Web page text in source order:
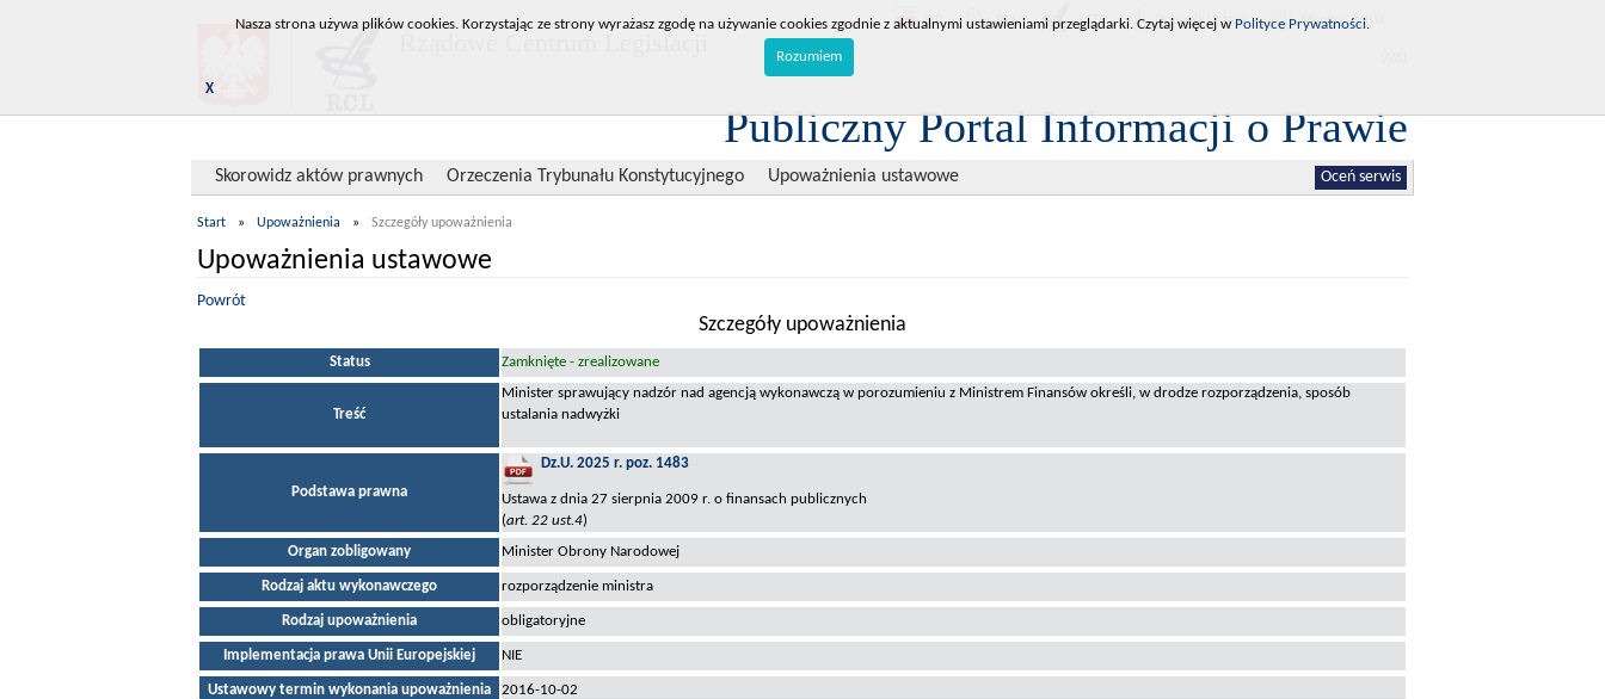
BIP RPL RCL Dziennik Ustaw Monitor Polski
Publiczny Portal Informacji o Prawie
Skorowidz aktów prawnych Orzeczenia Trybunału Konstytucyjnego Upoważnienia ustawowe Oceń serwis
Start » Upoważnienia » Szczegóły upoważnienia
Upoważnienia ustawowe
Powrót
Szczegóły upoważnienia
Status Zamknięte - zrealizowane
Treść
Minister sprawujący nadzór nad agencją wykonawczą w porozumieniu z Ministrem Finansów określi, w drodze rozporządzenia, sposób
ustalania nadwyżki
Podstawa prawna
Dz.U. 2025 r. poz. 1483
Ustawa z dnia 27 sierpnia 2009 r. o finansach publicznych
(art. 22 ust.4)
Organ zobligowany
Minister Obrony Narodowej
Rodzaj aktu wykonawczego rozporządzenie ministra
Rodzaj upoważnienia obligatoryjne
Implementacja prawa Unii Europejskiej NIE
Ustawowy termin wykonania upoważnienia 2016-10-02
Nasza strona używa plików cookies. Korzystając ze strony wyrażasz zgodę na używanie cookies zgodnie z aktualnymi ustawieniami przeglądarki. Czytaj więcej w Polityce Prywatności.
Rozumiem
X